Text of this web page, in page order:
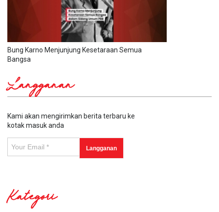
Bung Karno Menjunjung Kesetaraan Semua
Bangsa
Langganan
Kami akan mengirimkan berita terbaru ke
kotak masuk anda
Kategori